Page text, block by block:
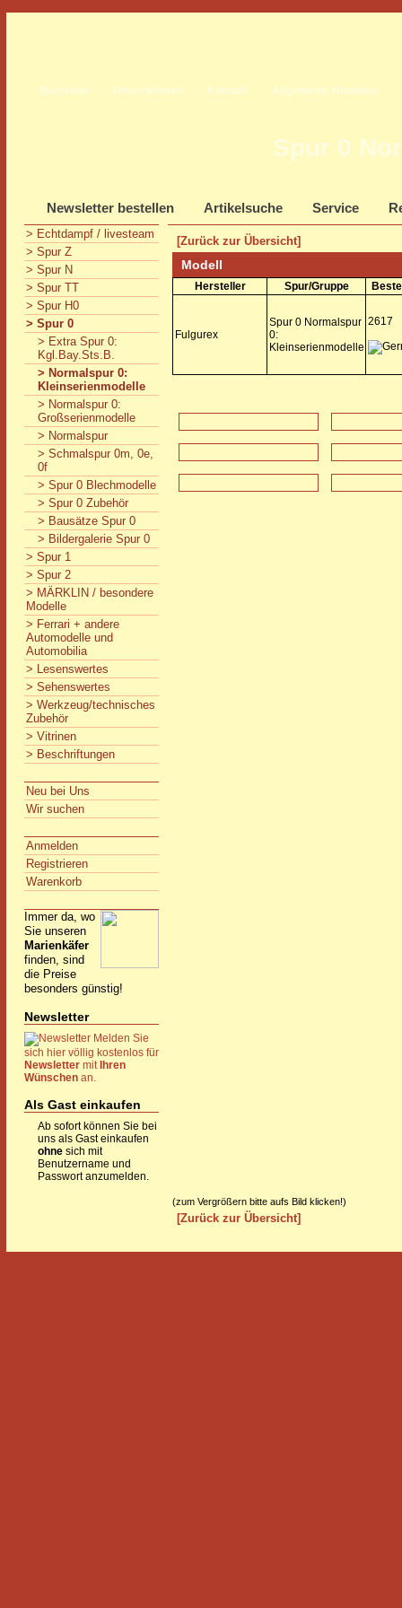
Startseite Unternehmen Kontakt Allgemeine Hinweise
Spur 0
Newsletter bestellen Artikelsuche Service
> Echtdampf / livesteam
> Spur Z
> Spur N
> Spur TT
> Spur H0
> Spur 0
> Extra Spur 0:
Kgl.Bay.Sts.B.
> Normalspur 0:
Kleinserienmodelle
> Normalspur 0:
Großserienmodelle
> Normalspur
> Schmalspur 0m, 0e,
0f
> Spur 0 Blechmodelle
> Spur 0 Zubehör
> Bausätze Spur 0
> Bildergalerie Spur 0
> Spur 1
> Spur 2
> MÄRKLIN / besondere
Modelle
> Ferrari + andere
Automodelle und
Automobilia
> Lesenswertes
> Sehenswertes
> Werkzeug/technisches
Zubehör
> Vitrinen
> Beschriftungen
Neu bei Uns
Wir suchen
Anmelden
Registrieren
Warenkorb
Immer da, wo
Sie unseren
Marienkäfer
finden, sind
die Preise
besonders günstig!
Newsletter
Melden Sie
sich hier völlig kostenlos für
Newsletter mit Ihren
Wünschen an.
Als Gast einkaufen
Ab sofort können Sie bei
uns als Gast einkaufen
ohne sich mit
Benutzername und
Passwort anzumelden.
[Zurück zur Übersicht]
Modell
Hersteller Spur/Gruppe
Fulgurex
Spur 0 Normalspur
0:
Kleinserienmodelle
2617
(zum Vergrößern bitte aufs Bild klicken!)
[Zurück zur Übersicht]